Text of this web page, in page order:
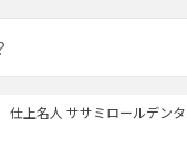
仕上名人 ササミロールデン